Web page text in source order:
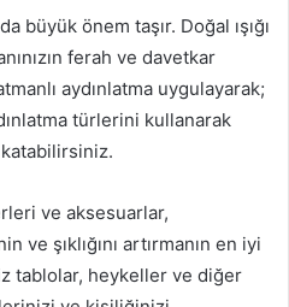
büyük önem taşır. Doğal ışığı
ferah ve davetkar
aydınlatma uygulayarak;
türlerini kullanarak
katabilirsiniz.
ve aksesuarlar,
şıklığını artırmanın en iyi
tablolar, heykeller ve diğer